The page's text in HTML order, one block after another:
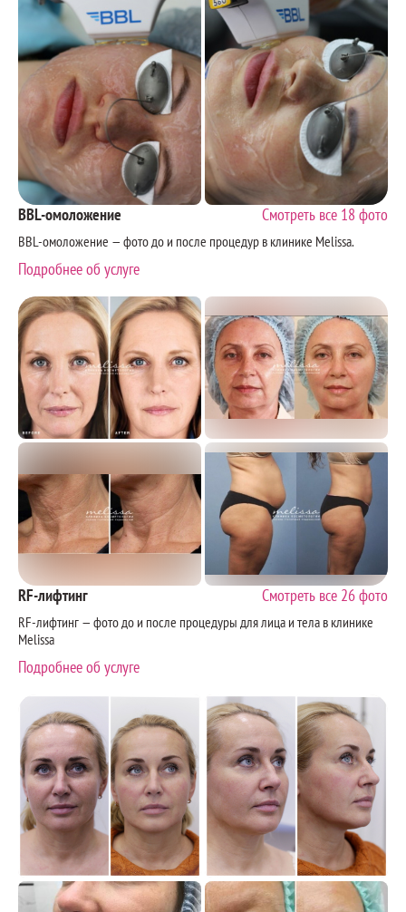
BBL-омоложение Смотреть все 18 фото
BBL-омоложение — фото до и после процедур в клинике Melissa.
Подробнее об услуге
RF-лифтинг Смотреть все 26 фото
RF-лифтинг — фото до и после процедуры для лица и тела в клинике
Melissa
Подробнее об услуге